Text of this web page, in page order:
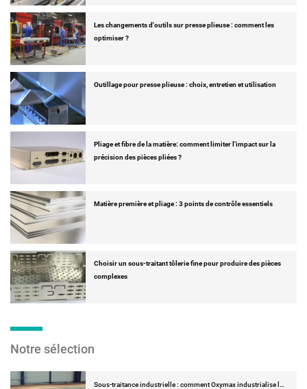
Les changements d'outils sur presse plieuse : comment les
optimiser ?
Outillage pour presse plieuse : choix, entretien et utilisation
Pliage et fibre de la matière: comment limiter l'impact sur la
précision des pièces pliées ?
Matière première et pliage : 3 points de contrôle essentiels
Choisir un sous-traitant tôlerie fine pour produire des pièces
complexes
Notre sélection
Sous-traitance industrielle : comment Oxymax industrialise l…